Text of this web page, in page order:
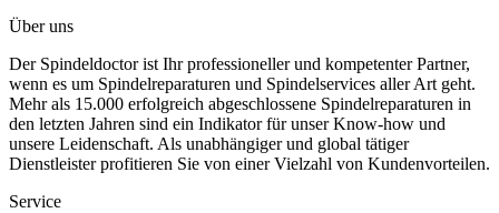
Über uns
Der Spindeldoctor ist Ihr professioneller und kompetenter Partner,
wenn es um Spindelreparaturen und Spindelservices aller Art geht.
Mehr als 15.000 erfolgreich abgeschlossene Spindelreparaturen in
den letzten Jahren sind ein Indikator für unser Know-how und
unsere Leidenschaft. Als unabhängiger und global tätiger
Dienstleister profitieren Sie von einer Vielzahl von Kundenvorteilen.
Service